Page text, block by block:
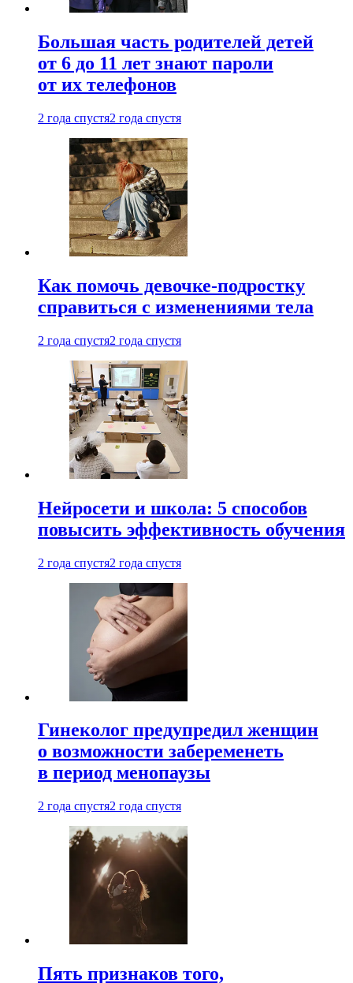
Большая часть родителей детей
от 6 до 11 лет знают пароли
от их телефонов
2 года спустя2 года спустя
Как помочь девочке-подростку
справиться с изменениями тела
2 года спустя2 года спустя
Нейросети и школа: 5 способов
повысить эффективность обучения
2 года спустя2 года спустя
Гинеколог предупредил женщин
о возможности забеременеть
в период менопаузы
2 года спустя2 года спустя
Пять признаков того,